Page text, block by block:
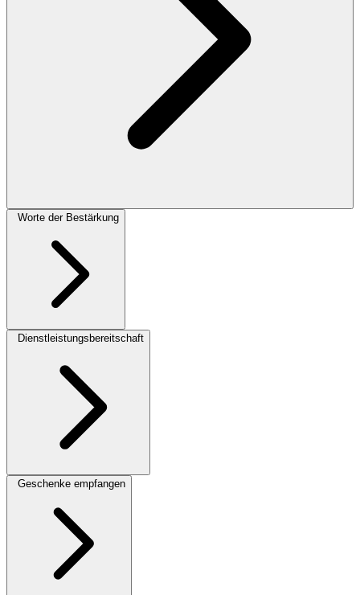
Worte der Bestärkung
Dienstleistungsbereitschaft
Geschenke empfangen